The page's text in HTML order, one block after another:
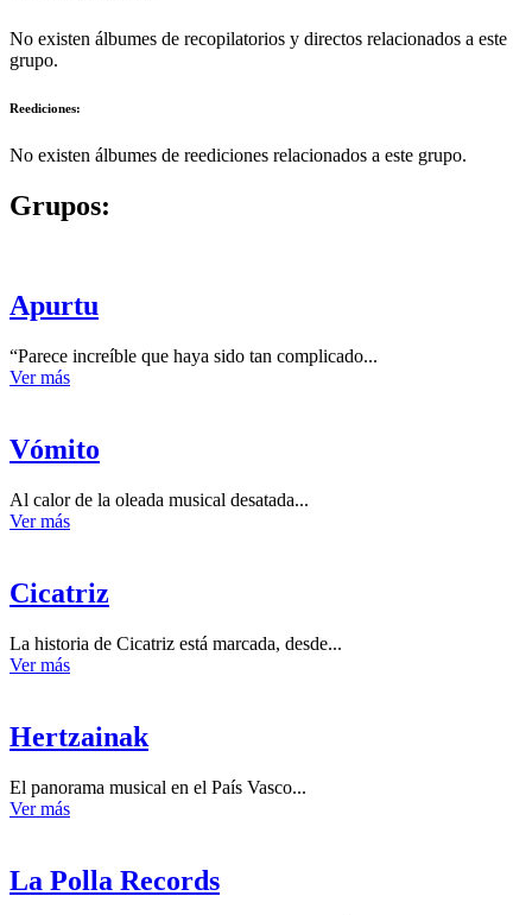
No existen álbumes de recopilatorios y directos relacionados a este
grupo.
Reediciones:
No existen álbumes de reediciones relacionados a este grupo.
Grupos:
Apurtu
“Parece increíble que haya sido tan complicado...
Ver más
Vómito
Al calor de la oleada musical desatada...
Ver más
Cicatriz
La historia de Cicatriz está marcada, desde...
Ver más
Hertzainak
El panorama musical en el País Vasco...
Ver más
La Polla Records